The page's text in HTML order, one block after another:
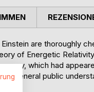
are thoroughly
of Energetic
which had
general public